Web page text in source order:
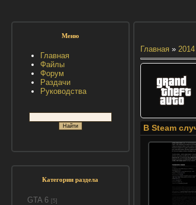
Меню
Главная
Файлы
Форум
Раздачи
Руководства
Категории раздела
GTA 6 [5]
Главная» 2014
В Steam